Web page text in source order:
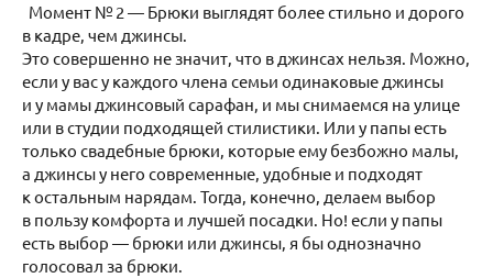
Момент № 2 — Брюки выглядят более стильно и дорого
в кадре, чем джинсы.
Это совершенно не значит, что в джинсах нельзя. Можно,
если у вас у каждого члена семьи одинаковые джинсы
и у мамы джинсовый сарафан, и мы снимаемся на улице
или в студии подходящей стилистики. Или у папы есть
только свадебные брюки, которые ему безбожно малы,
а джинсы у него современные, удобные и подходят
к остальным нарядам. Тогда, конечно, делаем выбор
в пользу комфорта и лучшей посадки. Но! если у папы
есть выбор — брюки или джинсы, я бы однозначно
голосовал за брюки.